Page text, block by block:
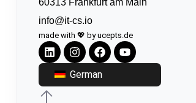
info@it-cs.io
made with 💖 by ucepts.de
German